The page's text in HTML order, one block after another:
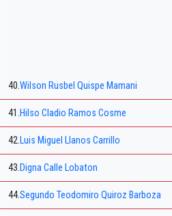
40.Wilson Rusbel Quispe Mamani
41.Hilso Cladio Ramos Cosme
42.Luis Miguel Llanos Carrillo
43.Digna Calle Lobaton
44.Segundo Teodomiro Quiroz Barboza